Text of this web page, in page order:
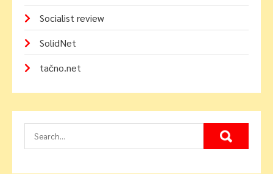
Socialist review
SolidNet
tačno.net